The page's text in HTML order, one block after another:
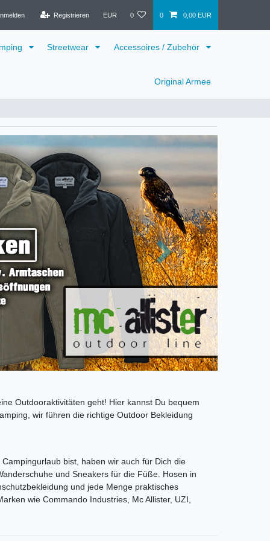
Registrieren EUR 0 0 0,00 EUR
Streetwear Accessoires / Zubehör
Original Armee
Outdooraktivitäten geht! Hier kannst Du bequem
wir führen die richtige Outdoor Bekleidung
bist, haben wir auch für Dich die
und Sneakers für die Füße. Hosen in
und jede Menge praktisches
wie Commando Industries, Mc Allister, UZI,